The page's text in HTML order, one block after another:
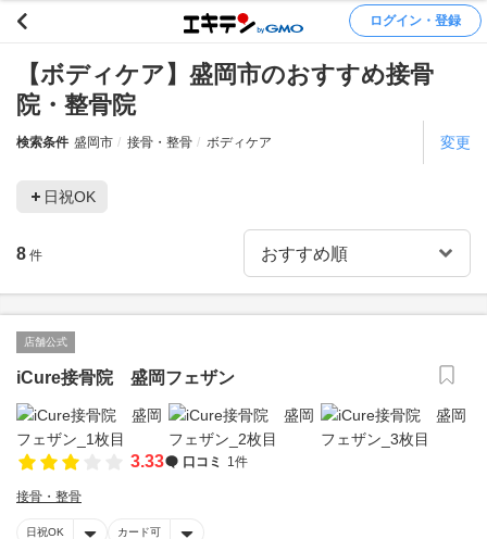
ログイン・登録
【ボディケア】盛岡市のおすすめ接骨
院・整骨院
検索条件 盛岡市 接骨・整骨 ボディケア 変更
日祝OK
8 件
店舗公式
iCure接骨院 盛岡フェザン
3.33 口コミ 1件
接骨・整骨
日祝OK カード可